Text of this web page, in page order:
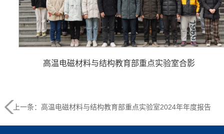
高温电磁材料与结构教育部重点实验室合影
上一条：高温电磁材料与结构教育部重点实验室2024年年度报告